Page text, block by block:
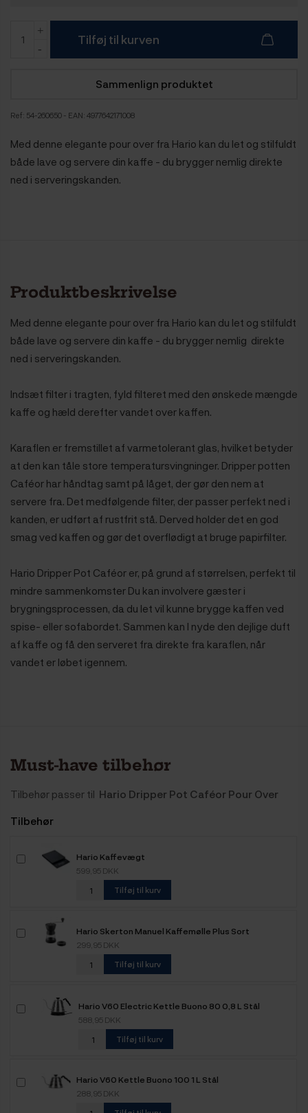
Tilføj til kurven
Sammenlign produktet
Ref: 54-260650 - EAN: 4977642171008
Med denne elegante pour over fra Hario kan du let og stilfuldt
både lave og servere din kaffe - du brygger nemlig direkte
ned i serveringskanden.
Produktbeskrivelse
Med denne elegante pour over fra Hario kan du let og stilfuldt
både lave og servere din kaffe - du brygger nemlig direkte
ned i serveringskanden.
Indsæt filter i tragten, fyld filteret med den ønskede mængde
kaffe og hæld derefter vandet over kaffen.
Karaflen er fremstillet af varmetolerant glas, hvilket betyder
at den kan tåle store temperatursvingninger. Dripper potten
Caféor har håndtag samt på låget, der gør den nem at
servere fra. Det medfølgende filter, der passer perfekt ned i
kanden, er udført af rustfrit stå. Derved holder det en god
smag ved kaffen og gør det overflødigt at bruge papirfilter.
Hario Dripper Pot Caféor er, på grund af størrelsen, perfekt til
mindre sammenkomster Du kan involvere gæster i
brygningsprocessen, da du let vil kunne brygge kaffen ved
spise- eller sofabordet. Sammen kan I nyde den dejlige duft
af kaffe og få den serveret fra direkte fra karaflen, når
vandet er løbet igennem.
Must-have tilbehør
Tilbehør passer til Hario Dripper Pot Caféor Pour Over
Tilbehør
Hario Kaffevægt
599,95 DKK
Tilføj til kurv
Hario Skerton Manuel Kaffemølle Plus Sort
299,95 DKK
Tilføj til kurv
Hario V60 Electric Kettle Buono 80 0,8 L Stål
588,95 DKK
Tilføj til kurv
Hario V60 Kettle Buono 100 1 L Stål
288,95 DKK